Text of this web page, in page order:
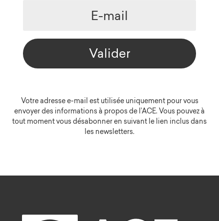
Valider
Votre adresse e-mail est utilisée uniquement pour vous
envoyer des informations à propos de l’ACE. Vous pouvez à
tout moment vous désabonner en suivant le lien inclus dans
les newsletters.